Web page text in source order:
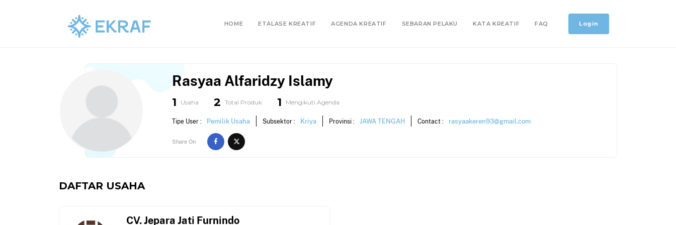
HOME ETALASE KREATIF AGENDA KREATIF SEBARAN PELAKU KATA KREATIF FAQ Login
Rasyaa Alfaridzy Islamy
1 Usaha 2 Total Produk 1 Mengikuti Agenda
Tipe User : Pemilik Usaha Subsektor : Kriya Provinsi : JAWA TENGAH Contact : rasyaakeren93@gmail.com
Share On
DAFTAR USAHA
CV. Jepara Jati Furnindo